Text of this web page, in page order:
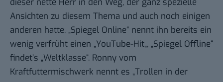
Ansichten zu diesem Thema und auch noch einigen
anderen hatte. „Spiegel Online“ nennt ihn bereits ein
wenig verfrüht einen „YouTube-Hit„, „Spiegel Offline“
findet’s „Weltklasse“. Ronny vom
Kraftfuttermischwerk nennt es „Trollen in der